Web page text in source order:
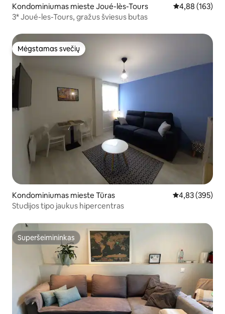
Kondominiumas mieste Joué-lès-Tours Vidutinis
4,88 (163)
3* Joué-les-Tours, gražus šviesus butas
Mėgstamas svečių
Mėgstamas svečių
Kondominiumas mieste Tūras Vidutinis
4,83 (395)
Studijos tipo jaukus hipercentras
Superšeimininkas
Superšeimininkas